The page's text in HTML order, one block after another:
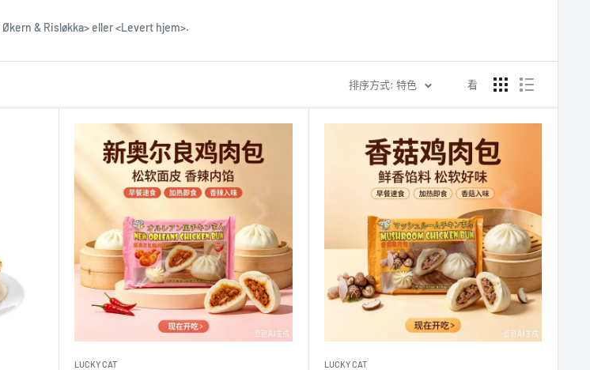
& Risløkka> eller <Levert hjem>.
排序方式: 特色 看
LUCKY CAT LUCKY CAT